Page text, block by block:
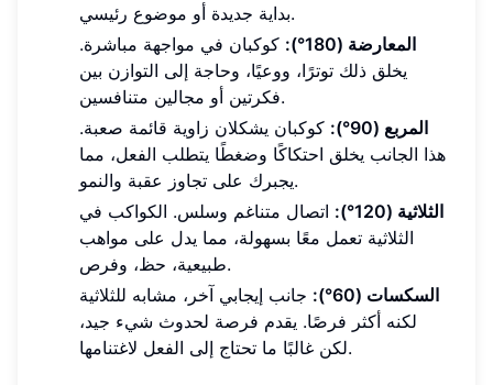
بداية جديدة أو موضوع رئيسي.
المعارضة (180°):
كوكبان في مواجهة مباشرة.
يخلق ذلك توترًا، ووعيًا، وحاجة إلى التوازن بين
فكرتين أو مجالين متنافسين.
المربع (90°):
كوكبان يشكلان زاوية قائمة صعبة.
هذا الجانب يخلق احتكاكًا وضغطًا يتطلب الفعل، مما
يجبرك على تجاوز عقبة والنمو.
الثلاثية (120°):
اتصال متناغم وسلس. الكواكب في
الثلاثية تعمل معًا بسهولة، مما يدل على مواهب
طبيعية، حظ، وفرص.
السكسات (60°):
جانب إيجابي آخر، مشابه للثلاثية
لكنه أكثر فرصًا. يقدم فرصة لحدوث شيء جيد،
لكن غالبًا ما تحتاج إلى الفعل لاغتنامها.